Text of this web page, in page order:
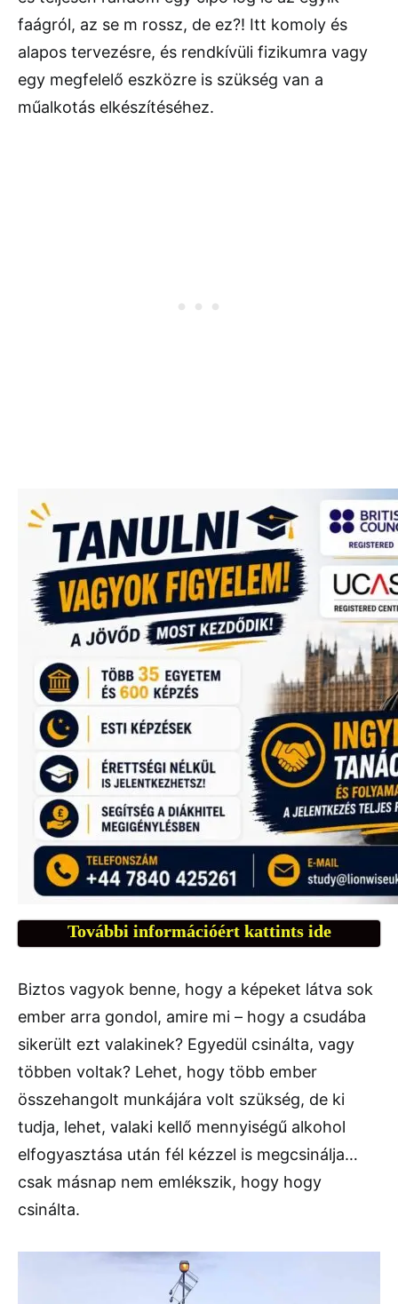
faágról, az se m rossz, de ez?! Itt komoly és
alapos tervezésre, és rendkívüli fizikumra vagy
egy megfelelő eszközre is szükség van a
műalkotás elkészítéséhez.
További információért kattints ide
Biztos vagyok benne, hogy a képeket látva sok
ember arra gondol, amire mi – hogy a csudába
sikerült ezt valakinek? Egyedül csinálta, vagy
többen voltak? Lehet, hogy több ember
összehangolt munkájára volt szükség, de ki
tudja, lehet, valaki kellő mennyiségű alkohol
elfogyasztása után fél kézzel is megcsinálja…
csak másnap nem emlékszik, hogy hogy
csinálta.